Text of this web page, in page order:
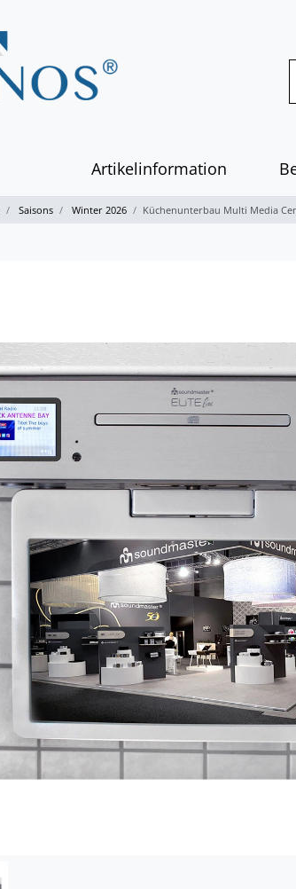
Artikelinformation
Saisons Winter 2026 Küchenunterbau Multi Media